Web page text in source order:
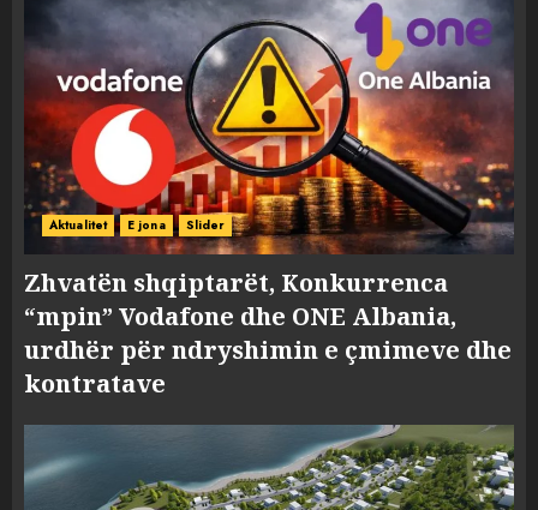
Aktualitet E jona Slider
Zhvatën shqiptarët, Konkurrenca
“mpin” Vodafone dhe ONE Albania,
urdhër për ndryshimin e çmimeve dhe
kontratave